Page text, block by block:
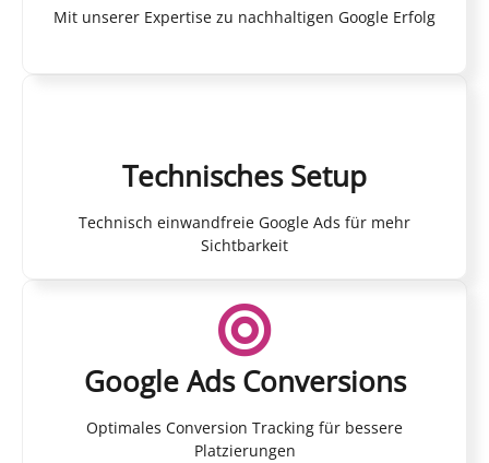
Mit unserer Expertise zu nachhaltigen Google Erfolg
Technisches Setup
Technisch einwandfreie Google Ads für mehr
Sichtbarkeit
Google Ads Conversions
Optimales Conversion Tracking für bessere
Platzierungen